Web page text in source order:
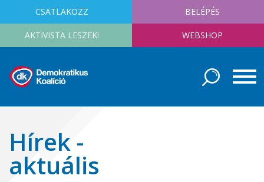
CSATLAKOZZ BELÉPÉS
AKTIVISTA LESZEK! WEBSHOP
Hírek -
aktuális